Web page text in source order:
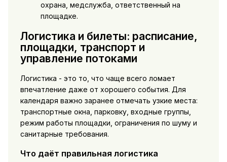
охрана, медслужба, ответственный на
площадке.
Логистика и билеты: расписание,
площадки, транспорт и
управление потоками
Логистика - это то, что чаще всего ломает
впечатление даже от хорошего события. Для
календаря важно заранее отмечать узкие места:
транспортные окна, парковку, входные группы,
режим работы площадки, ограничения по шуму и
санитарные требования.
Что даёт правильная логистика